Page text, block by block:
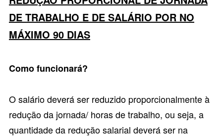
DE TRABALHO E DE SALÁRIO POR NO
MÁXIMO 90 DIAS
Como funcionará?
O salário deverá ser reduzido proporcionalmente à
redução da jornada/ horas de trabalho, ou seja, a
quantidade da redução salarial deverá ser na